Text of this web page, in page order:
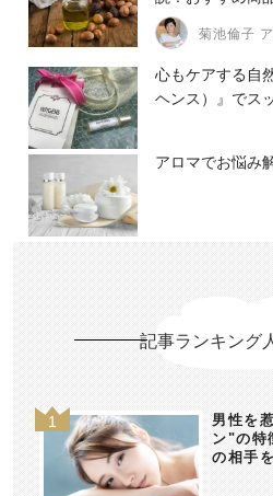
菊池倫子
心もケアする自
ヘンス）』でス
アロマでお悩み
記事ランキング
男性を
ン"の特
の相手